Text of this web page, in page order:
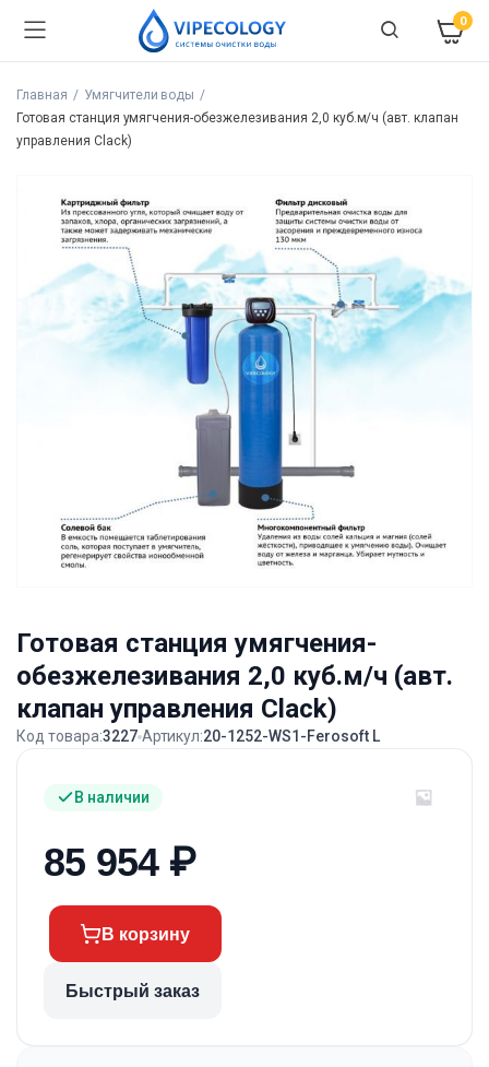
0
Главная
Умягчители воды
Готовая станция умягчения-обезжелезивания 2,0 куб.м/ч (авт. клапан
управления Clack)
Готовая станция умягчения-
обезжелезивания 2,0 куб.м/ч (авт.
клапан управления Clack)
Код товара:3227 Артикул:20-1252-WS1-Ferosoft L
В наличии
85 954 ₽
В корзину
Быстрый заказ